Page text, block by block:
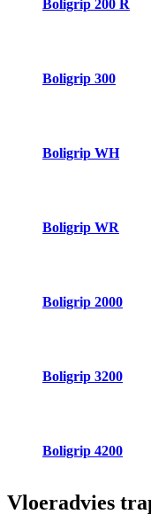
Boligrip 200 R
Boligrip 300
Boligrip WH
Boligrip WR
Boligrip 2000
Boligrip 3200
Boligrip 4200
Vloeradvies